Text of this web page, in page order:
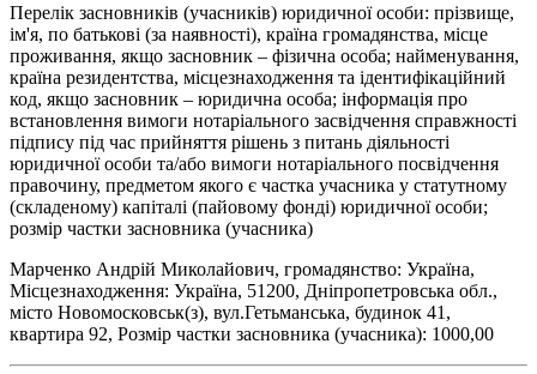
Перелік засновників (учасників) юридичної особи: прізвище,
ім'я, по батькові (за наявності), країна громадянства, місце
проживання, якщо засновник – фізична особа; найменування,
країна резидентства, місцезнаходження та ідентифікаційний
код, якщо засновник – юридична особа; інформація про
встановлення вимоги нотаріального засвідчення справжності
підпису під час прийняття рішень з питань діяльності
юридичної особи та/або вимоги нотаріального посвідчення
правочину, предметом якого є частка учасника у статутному
(складеному) капіталі (пайовому фонді) юридичної особи;
розмір частки засновника (учасника)
Марченко Андрій Миколайович, громадянство: Україна,
Місцезнаходження: Україна, 51200, Дніпропетровська обл.,
місто Новомосковськ(з), вул.Гетьманська, будинок 41,
квартира 92, Розмір частки засновника (учасника): 1000,00